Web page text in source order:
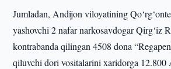
Jumladan, Andijon viloyatining
yashovchi 2 nafar narkosavdogar Qirg‘iz
kontrabanda qilingan 4508 dona
qiluvchi dori vositalarini xaridorga 12.800